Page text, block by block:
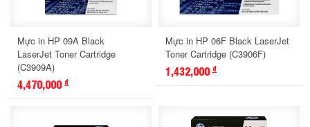
Mực in HP 09A Black
LaserJet Toner Cartridge
(C3909A)
4,470,000 đ
Mực in HP 06F Black LaserJet
Toner Cartridge (C3906F)
1,432,000 đ